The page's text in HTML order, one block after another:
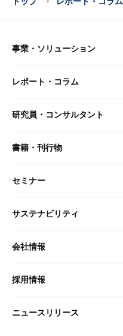
事業・ソリューション
事業・ソリューション ト
リサーチ
大和総研の強み
先端テクノロジーに基づ
レポート・コラム
レポート・コラム トップ
最新のレポート・コラム
政策分析
研究員・コンサルタント
研究員・コンサルタント
研究員
書籍・刊行物
書籍・刊行物 トップ
書籍
セミナー
セミナー トップ
現在受付中のセミナー・イ
サステナビリティ
サステナビリティの取り組
次世代社会への貢献
会社情報
会社情報 トップ
会社概要・役員一覧
採用情報
採用情報 トップ
ニュースリリース